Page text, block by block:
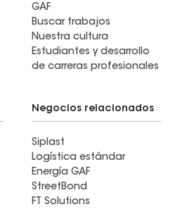
GAF
Buscar trabajos
Nuestra cultura
Estudiantes y desarrollo
de carreras profesionales
Negocios relacionados
Siplast
Logística estándar
Energía GAF
StreetBond
FT Solutions